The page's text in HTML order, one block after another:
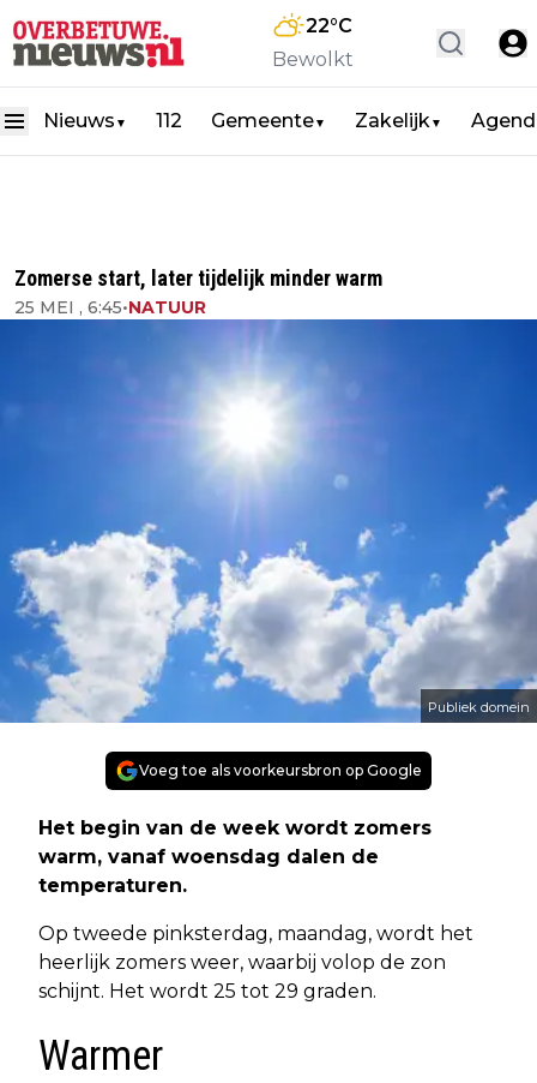
22°C
Bewolkt
Nieuws ▼ 112 Gemeente▼ Zakelijk▼
Zomerse start, later tijdelijk minder warm
25 MEI , 6:45•NATUUR
Publiek domein
Voeg toe als voorkeursbron op Google
Het begin van de week wordt zomers
warm, vanaf woensdag dalen de
temperaturen.
Op tweede pinksterdag, maandag, wordt het
heerlijk zomers weer, waarbij volop de zon
schijnt. Het wordt 25 tot 29 graden.
Warmer